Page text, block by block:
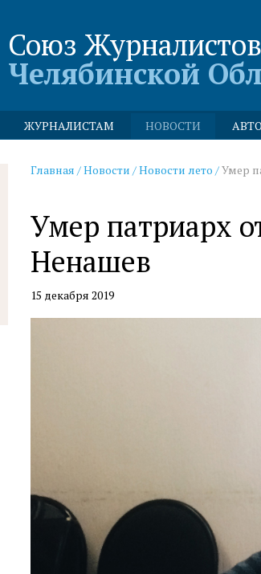
Союз Журналистов
Челябинской
ЖУРНАЛИСТАМ НОВОСТИ
Главная /Новости /Новости лето /Умер
Умер патриарх
Ненашев
15 декабря 2019